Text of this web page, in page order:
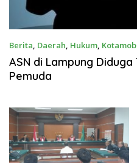
Berita, Daerah, Hukum,
Desember 27, 2025
ASN di Lampung
Pemuda